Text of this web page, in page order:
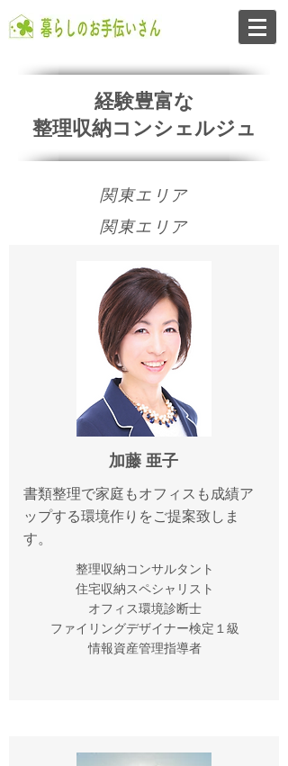
経験豊富な
整理収納コンシェルジュ
​関東エリア
​関東エリア
加藤 亜子
書類整理で家庭もオフィスも成績ア
ップする環境作りをご提案致しま
す。
整理収納コンサルタント
住宅収納スペシャリスト
オフィス環境診断士
ファイリングデザイナー検定１級
情報資産管理指導者